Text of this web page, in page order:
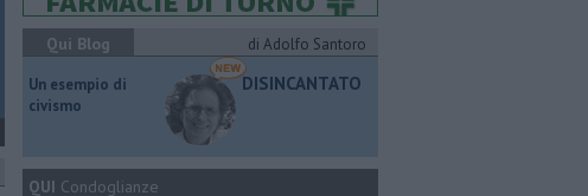
Qui Blog
di Adolfo Santoro
​Un esempio di
civismo
DISINCANTATO
QUI Condoglianze